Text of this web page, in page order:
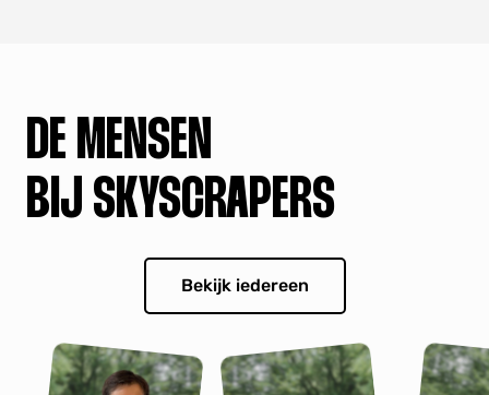
DE MENSEN
BIJ SKYSCRAPERS
Bekijk iedereen